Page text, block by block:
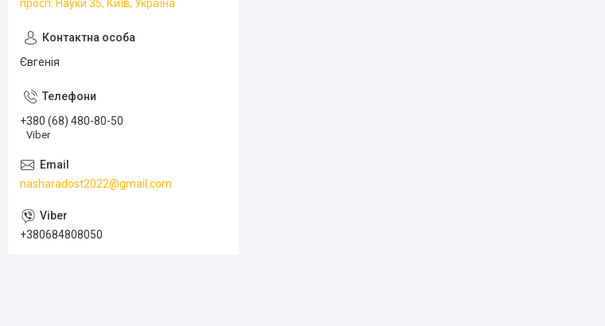
просп. Науки 35, Київ, Україна
Євгенія
+380 (68) 480-80-50
Viber
nasharadost2022@gmail.com
+380684808050